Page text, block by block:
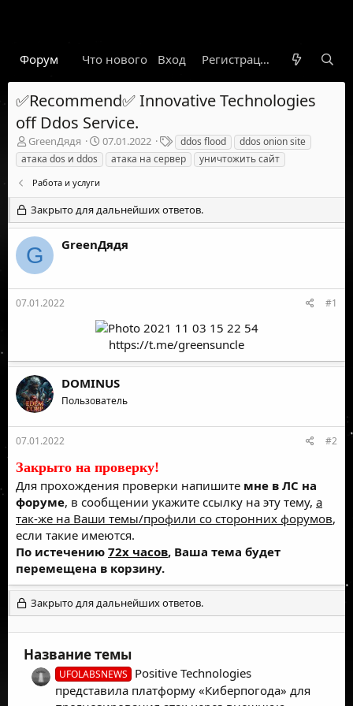
Форум Что нового Гарант Новости
Вход Регистрация
✅Recommend✅ Innovative Technologies
off Ddos Service.
А
в
т
о
р
т
е
м
ы
GreenДядя
Д
а
т
н
а
ч
а
л
07.01.2022
Т
е
г
ddos flood
ddos onion site
атака dos и ddos
атака на сервер уничтожить сайт
Работа и услуги
Закрыто для дальнейших ответов.
G GreenДядя
07.01.2022 #1
https://t.me/greensuncle
DOMINUS
Пользователь
07.01.2022 #2
Закрыто на проверку!
Для прохождения проверки напишите мне в ЛС на
форуме, в сообщении укажите ссылку на эту тему, а
так-же на Ваши темы/профили со сторонних форумов,
если такие имеются.
По истечению 72х часов, Ваша тема будет
перемещена в корзину.
Закрыто для дальнейших ответов.
Название темы
UFOLABSNEWS
Positive Technologies
представила платформу «Киберпогода» для